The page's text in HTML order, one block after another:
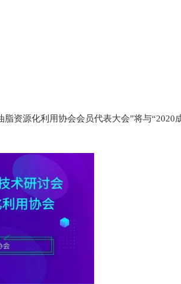
资源化利用协会会员代表大会”将与“2020